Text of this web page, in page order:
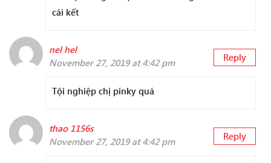
cái kết
nel hel
November 27, 2019 at 4:42 pm
Reply
Tội nghiệp chị pinky quá
thao 1156s
November 27, 2019 at 4:42 pm
Reply